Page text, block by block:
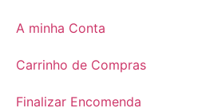
A minha Conta
Carrinho de Compras
Finalizar Encomenda